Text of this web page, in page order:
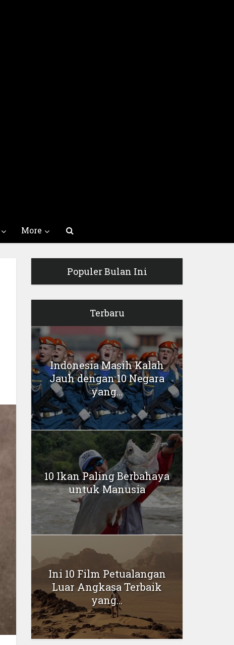
More
Populer Bulan Ini
Terbaru
Indonesia Masih Kalah
Jauh dengan 10 Negara
yang...
10 Ikan Paling Berbahaya
untuk Manusia
Ini 10 Film Petualangan
Luar Angkasa Terbaik
yang...